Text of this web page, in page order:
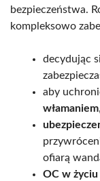
bezpieczeństwa.
kompleksowo
decydując
aby
włamaniem
ofiarą
OC w